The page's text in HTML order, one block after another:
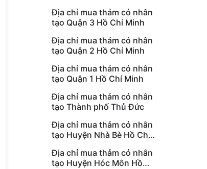
Địa chỉ mua thảm cỏ nhân
tạo Quận 3 Hồ Chí Minh
Địa chỉ mua thảm cỏ nhân
tạo Quận 2 Hồ Chí Minh
Địa chỉ mua thảm cỏ nhân
tạo Quận 1 Hồ Chí Minh
Địa chỉ mua thảm cỏ nhân
tạo Thành phố Thủ Đức
Địa chỉ mua thảm cỏ nhân
tạo Huyện Nhà Bè Hồ Chí
Địa chỉ mua thảm cỏ nhân
tạo Huyện Hóc Môn Hồ